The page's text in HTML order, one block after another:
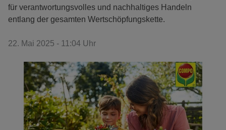
für verantwortungsvolles und nachhaltiges Handeln
entlang der gesamten Wertschöpfungskette.
22. Mai 2025 - 11:04 Uhr